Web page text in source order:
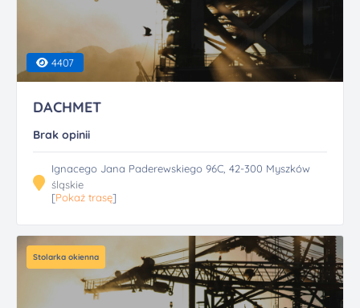
4407
DACHMET
Brak opinii
Ignacego Jana Paderewskiego 96C, 42-300 Myszków
śląskie
[Pokaż trasę]
Stolarka okienna